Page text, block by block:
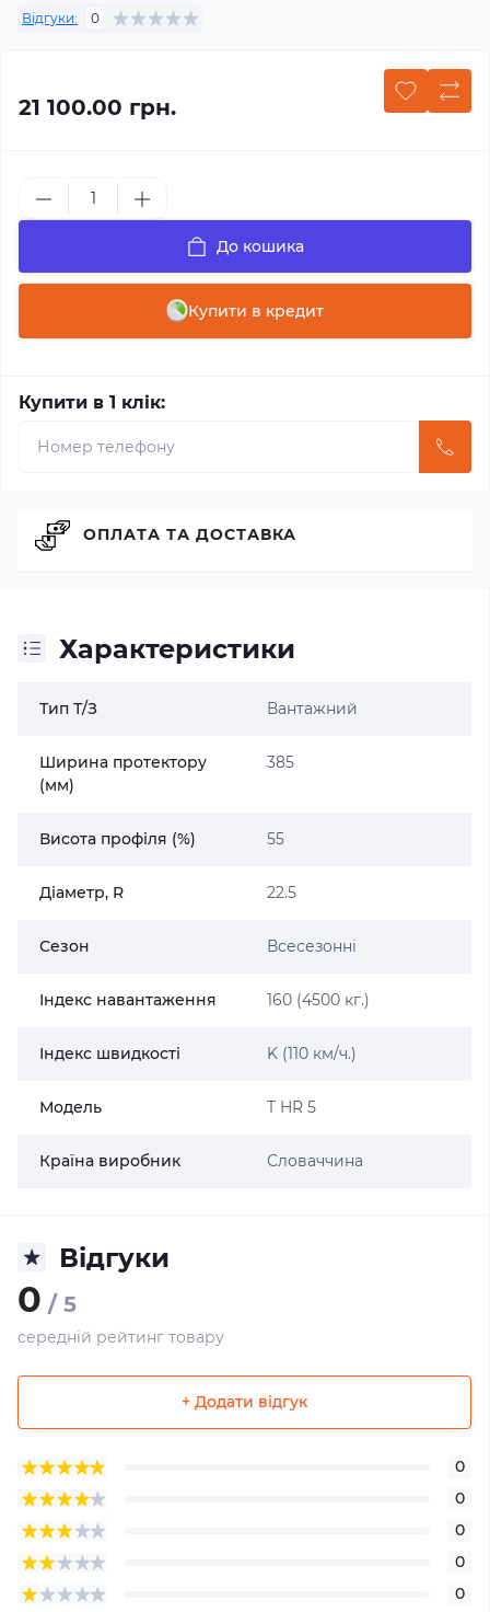
Відгуки: 0
21 100.00 грн.
До кошика
Купити в кредит
Купити в 1 клік:
Характеристики
Тип Т/З Вантажний
Ширина протектору
(мм)
385
Висота профіля (%) 55
Діаметр, R 22.5
Сезон Всесезонні
Індекс навантаження 160 (4500 кг.)
Індекс швидкості K (110 км/ч.)
Модель T HR 5
Країна виробник Словаччина
Відгуки
0 / 5
середній рейтинг товару
+ Додати відгук
0
0
0
0
0
ОПЛАТА ТА ДОСТАВКА